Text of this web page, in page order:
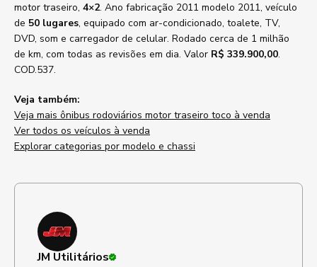
motor traseiro, 4×2. Ano fabricação 2011 modelo 2011, veículo
de 50 lugares, equipado com ar-condicionado, toalete, TV,
DVD, som e carregador de celular. Rodado cerca de 1 milhão
de km, com todas as revisões em dia. Valor R$ 339.900,00.
COD.537.
Veja também:
Veja mais ônibus rodoviários motor traseiro toco à venda
Ver todos os veículos à venda
Explorar categorias por modelo e chassi
JM Utilitários